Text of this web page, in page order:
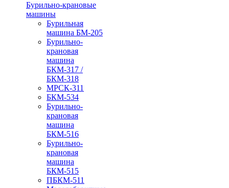
Бурильно-крановые
машины
Бурильная
машина БМ-205
Бурильно-
крановая
машина
БКМ-317 /
БКМ-318
МРСК-311
БКМ-534
Бурильно-
крановая
машина
БКМ-516
Бурильно-
крановая
машина
БКМ-515
ПБКМ-511